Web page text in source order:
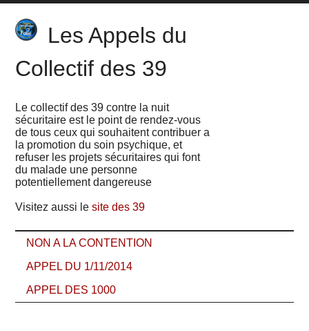
Les Appels du
Collectif des 39
Le collectif des 39 contre la nuit
sécuritaire est le point de rendez-vous
de tous ceux qui souhaitent contribuer a
la promotion du soin psychique, et
refuser les projets sécuritaires qui font
du malade une personne
potentiellement dangereuse
Visitez aussi lesite des 39
NON A LA CONTENTION
APPEL DU 1/11/2014
APPEL DES 1000